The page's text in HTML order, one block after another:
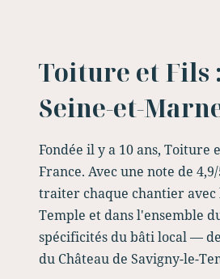
Toiture et Fils
Seine-et-
Fondée il y a 10 ans,
France. Avec une note de
traiter chaque chantier avec
Temple et dans l'ensemble
spécificités du bâti local —
du Château de Savigny-le-